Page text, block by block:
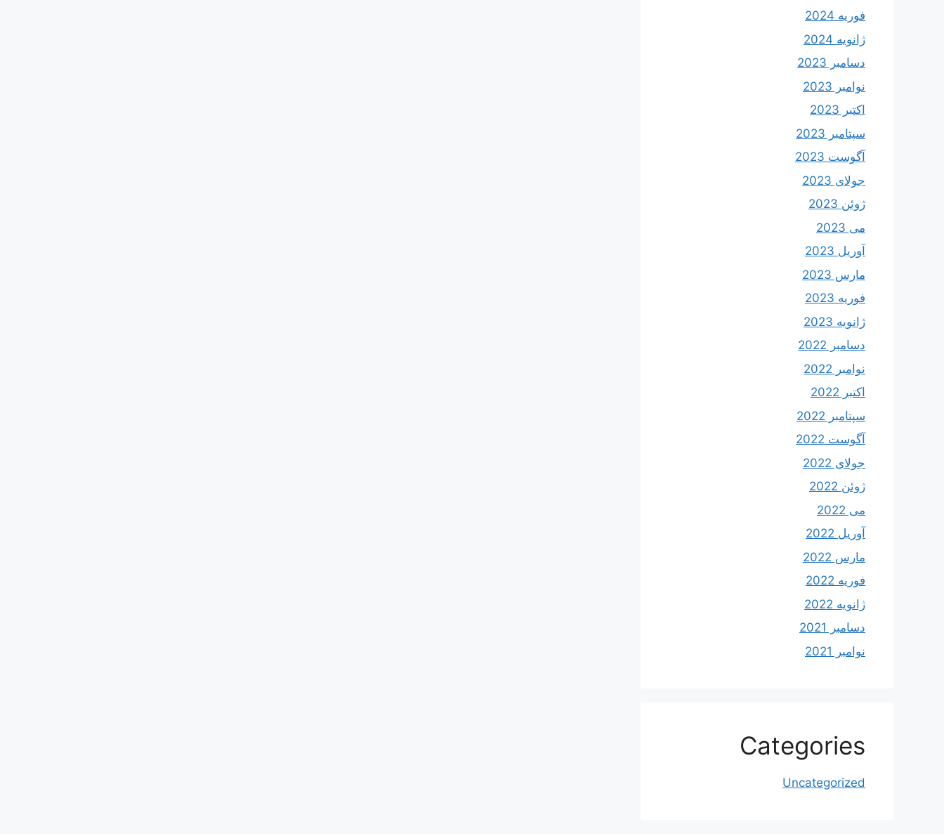
فوریه 2024
ژانویه 2024
دسامبر 2023
نوامبر 2023
اکتبر 2023
سپتامبر 2023
آگوست 2023
جولای 2023
ژوئن 2023
می 2023
آوریل 2023
مارس 2023
فوریه 2023
ژانویه 2023
دسامبر 2022
نوامبر 2022
اکتبر 2022
سپتامبر 2022
آگوست 2022
جولای 2022
ژوئن 2022
می 2022
آوریل 2022
مارس 2022
فوریه 2022
ژانویه 2022
دسامبر 2021
نوامبر 2021
Categories
Uncategorized